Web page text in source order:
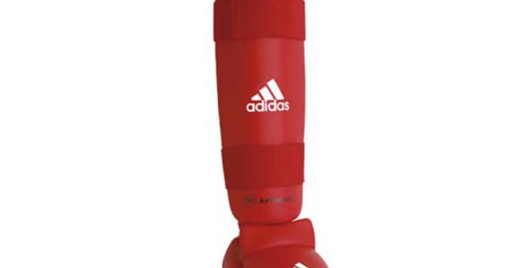
Trainingsartikelen
Bokszak
Bevestigingsmateriaal
bokszak
Bokspoppen